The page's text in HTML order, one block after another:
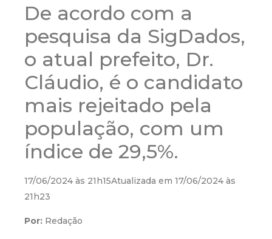
De acordo com a
pesquisa da SigDados,
o atual prefeito, Dr.
Cláudio, é o candidato
mais rejeitado pela
população, com um
índice de 29,5%.
17/06/2024 às 21h15Atualizada em 17/06/2024 às
21h23
Por: Redação